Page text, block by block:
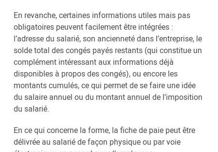
En revanche, certaines informations utiles mais pas
obligatoires peuvent facilement être intégrées :
l’adresse du salarié, son ancienneté dans l’entreprise, le
solde total des congés payés restants (qui constitue un
complément intéressant aux informations déjà
disponibles à propos des congés), ou encore les
montants cumulés, ce qui permet de se faire une idée
du salaire annuel ou du montant annuel de l’imposition
du salarié.
En ce qui concerne la forme, la fiche de paie peut être
délivrée au salarié de façon physique ou par voie